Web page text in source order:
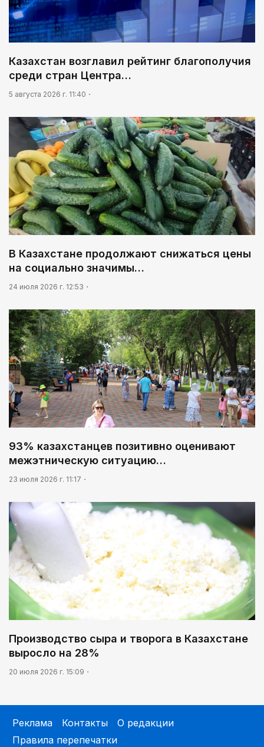
02:30
Не хочется уезжать
03:30
Нужен ли бумажный документ?
03:00
Идет по городу трамвай
Казахстан возглавил рейтинг благополучия
среди стран Центра…
5 августа 2026 г. 11:40
В Казахстане продолжают снижаться цены
на социально значимы…
24 июля 2026 г. 12:53
93% казахстанцев позитивно оценивают
межэтническую ситуацию…
23 июля 2026 г. 11:17
Производство сыра и творога в Казахстане
выросло на 28%
20 июля 2026 г. 15:09
Реклама Контакты
О редакции
Правила перепечатки